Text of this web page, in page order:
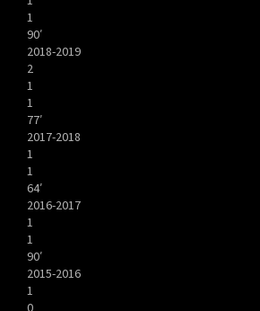
1
90′
2018-2019
2
1
1
77′
2017-2018
1
1
64′
2016-2017
1
1
90′
2015-2016
1
0